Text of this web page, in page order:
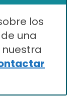
los
una